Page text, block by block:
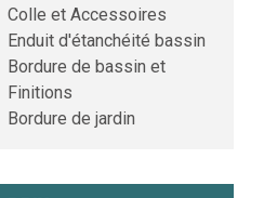
Colle et Accessoires
Enduit d'étanchéité bassin
Bordure de bassin et
Finitions
Bordure de jardin